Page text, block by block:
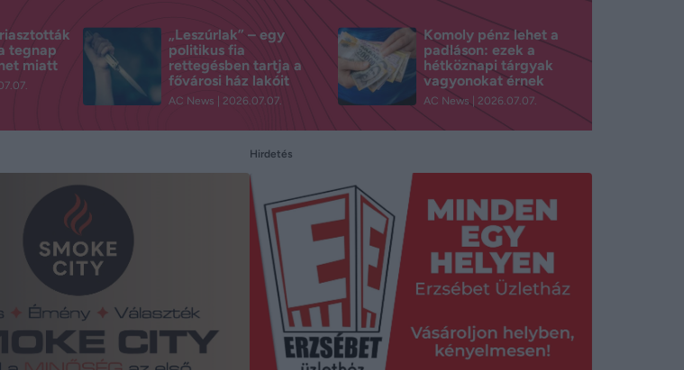
tegnap
miatt
„Leszúrlak” – egy
politikus fia
rettegésben tartja a
fővárosi ház lakóit
AC News 2026.07.07.
Komoly pénz lehet a
padláson: ezek a
hétköznapi tárgyak
vagyonokat érnek
AC News 2026.07.07.
Hirdetés